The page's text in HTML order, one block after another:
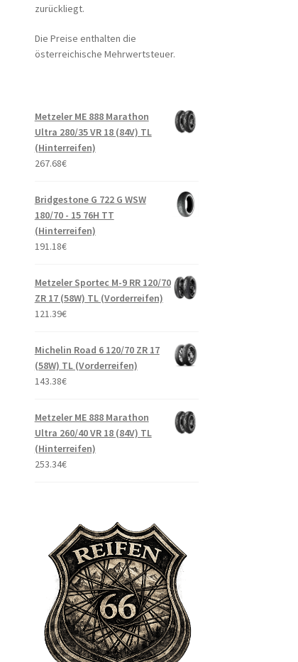
zurückliegt.
Die Preise enthalten die
österreichische Mehrwertsteuer.
Metzeler ME 888 Marathon
Ultra 280/35 VR 18 (84V) TL
(Hinterreifen)
267.68€
Bridgestone G 722 G WSW
180/70 - 15 76H TT
(Hinterreifen)
191.18€
Metzeler Sportec M-9 RR 120/70
ZR 17 (58W) TL (Vorderreifen)
121.39€
Michelin Road 6 120/70 ZR 17
(58W) TL (Vorderreifen)
143.38€
Metzeler ME 888 Marathon
Ultra 260/40 VR 18 (84V) TL
(Hinterreifen)
253.34€